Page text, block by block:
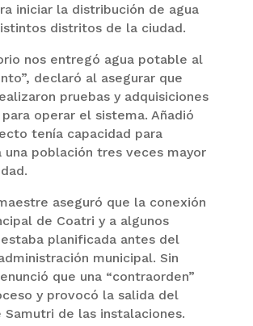
iniciar la distribución de agua
distritos de la ciudad.
nos entregó agua potable al
declaró al asegurar que
pruebas y adquisiciones
operar el sistema. Añadió
tenía capacidad para
una población tres veces mayor
aseguró que la conexión
de Coatri y a algunos
planificada antes del
municipal. Sin
que una “contraorden”
y provocó la salida del
Samutri de las instalaciones.